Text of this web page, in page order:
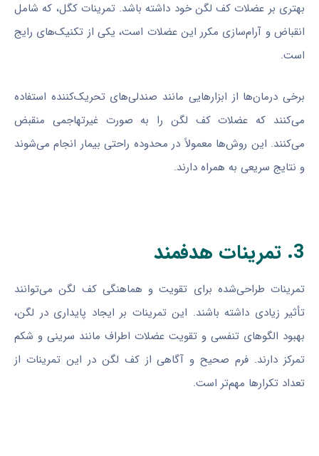
بهتری بر عضلات کف لگن خود داشته باشد. تمرینات کگل، که شامل
انقباض و آرام‌سازی مکرر این عضلات است، یکی از تکنیک‌های رایج
است.
برخی درمان‌ها از ابزارهایی مانند صندلی‌های تحریک‌کننده استفاده
می‌کنند که عضلات کف لگن را به صورت غیرتهاجمی منقبض
می‌کنند. این روش‌ها معمولاً در محدوده راحتی بیمار انجام می‌شوند
و نتایج سریعی به همراه دارند.
3. تمرینات هدفمند
تمرینات طراحی‌شده برای تقویت و هماهنگی کف لگن می‌توانند
تأثیر زیادی داشته باشند. این تمرینات بر ایجاد پایداری در لگن،
بهبود الگوهای تنفسی و تقویت عضلات اطراف مانند سرینی و شکم
تمرکز دارند. فرم صحیح و آگاهی از کف لگن در این تمرینات از
تعداد تکرارها مهم‌تر است.